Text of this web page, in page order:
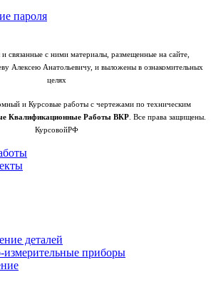
пароля
связанные с ними материалы, размещенные на сайте,
Алексею Анатольевичу, и выложены в ознакомительных
целях
и Курсовые работы с чертежами по техническим
Квалификационные Работы ВКР. Все права защищены.
КурсовойРФ
деталей
измерительные приборы